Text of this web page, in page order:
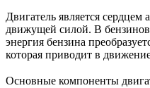
Двигатель является сердцем
движущей силой. В
энергия бензина
которая приводит в
Основные компоненты